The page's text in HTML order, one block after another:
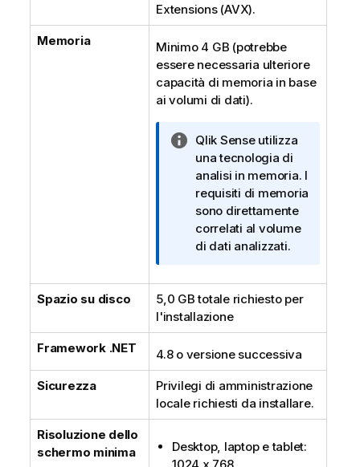
Extensions (AVX).
Memoria
Minimo 4 GB (potrebbe
essere necessaria ulteriore
capacità di memoria in base
ai volumi di dati).
N
o
t
a
i
n
f
r
m
a
t
i
c
a
Qlik Senseutilizza
una tecnologia di
analisi in memoria. I
requisiti di memoria
sono direttamente
correlati al volume
di dati analizzati.
Spazio su disco
5,0 GB totale richiesto per
l'installazione
Framework .NET 4.8 o versione successiva
Sicurezza
Privilegi di amministrazione
locale richiesti da installare.
Risoluzione dello
schermo minima
Desktop, laptop e tablet:
1024 x 768